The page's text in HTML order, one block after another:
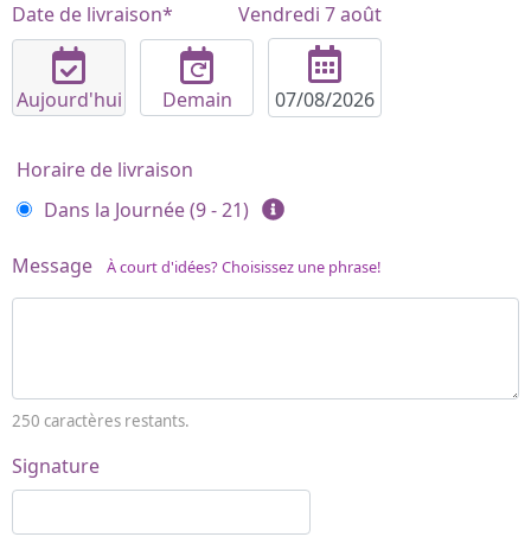
Date de livraison* Vendredi 7 août
Aujourd'hui Demain
Horaire de livraison
Dans la Journée (9 - 21)
Message À court d'idées? Choisissez une phrase!
250 caractères restants.
Signature